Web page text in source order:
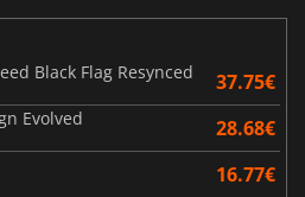
Black Flag Resynced
37.75€
Evolved 28.68€
16.77€